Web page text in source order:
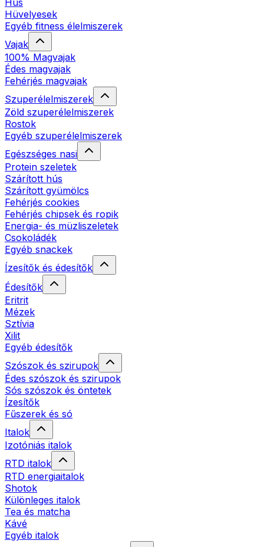
Hús
Hüvelyesek
Egyéb fitness élelmiszerek
Vajak
100% Magvajak
Édes magvajak
Fehérjés magvajak
Szuperélelmiszerek
Zöld szuperélelmiszerek
Rostok
Egyéb szuperélelmiszerek
Egészséges nasi
Protein szeletek
Szárított hús
Szárított gyümölcs
Fehérjés cookies
Fehérjés chipsek és ropik
Energia- és müzliszeletek
Csokoládék
Egyéb snackek
Ízesítők és édesítők
Édesítők
Eritrit
Mézek
Sztívia
Xilit
Egyéb édesítők
Szószok és szirupok
Édes szószok és szirupok
Sós szószok és öntetek
Ízesítők
Fűszerek és só
Italok
Izotóniás italok
RTD italok
RTD energiaitalok
Shotok
Különleges italok
Tea és matcha
Kávé
Egyéb italok